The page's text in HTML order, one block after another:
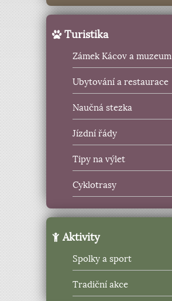
Turistika
Zámek Kácov a muzeum
Ubytování a restaurace
Naučná stezka
Jízdní řády
Tipy na výlet
Cyklotrasy
Aktivity
Spolky a sport
Tradiční akce